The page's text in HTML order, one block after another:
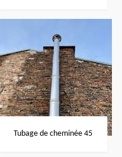
Tubage de cheminée 45